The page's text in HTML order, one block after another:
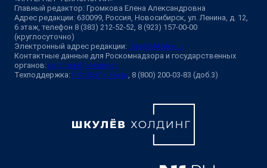
Главный редактор: Громкова Елена Александровна
Адрес редакции: 630099, Россия, Новосибирск, ул. Ленина, д. 12,
6 этаж, телефон 8 (383) 212-52-52, 8 (923) 157-00-00
(круглосуточно)
Электронный адрес редакции: ngs@shkulev.ru
Контактные данные для Роскомнадзора и государственных
органов: juristnsk@shkulev.ru
Техподдержка: help@shkulev.ru , 8 (800) 200-03-83 (доб.3)